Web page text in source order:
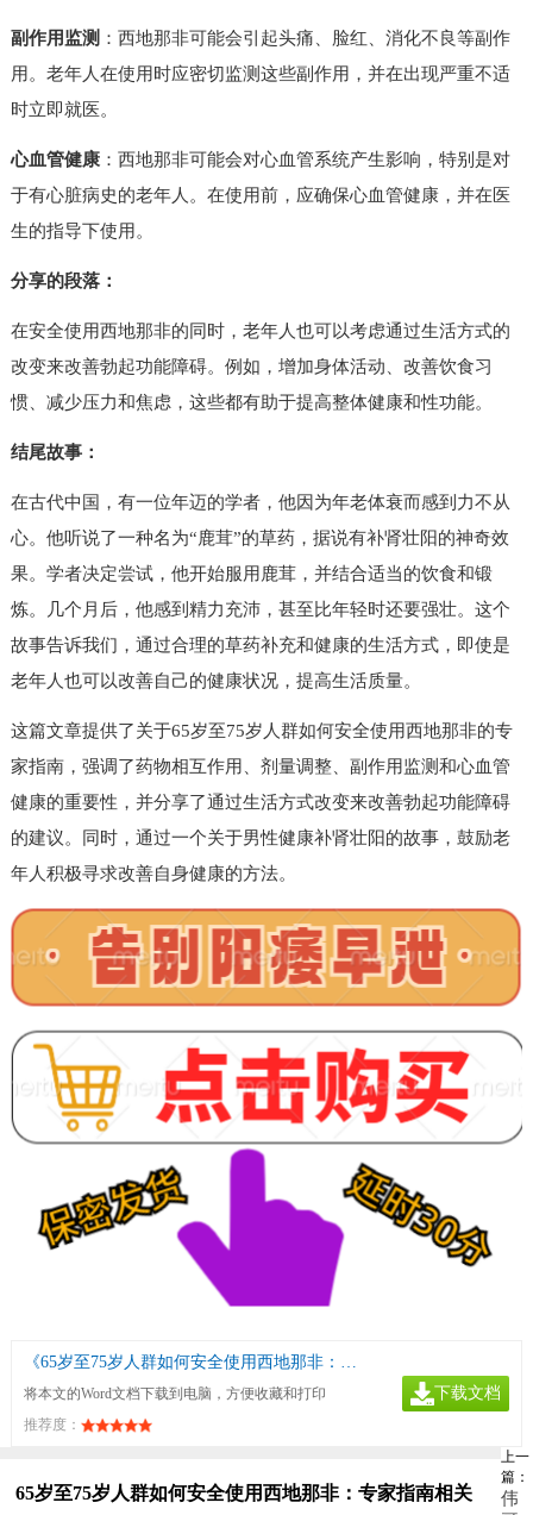
副作用监测 ：西地那非可能会引起头痛、脸红、消化不良等副作
用。老年人在使用时应密切监测这些副作用，并在出现严重不适
时立即就医。
心血管健康：西地那非可能会对心血管系统产生影响，特别是对
于有心脏病史的老年人。在使用前，应确保心血管健康，并在医
生的指导下使用。
分享的段落：
在安全使用西地那非的同时，老年人也可以考虑通过生活方式的
改变来改善勃起功能障碍。例如，增加身体活动、改善饮食习
惯、减少压力和焦虑，这些都有助于提高整体健康和性功能。
结尾故事：
在古代中国，有一位年迈的学者，他因为年老体衰而感到力不从
心。他听说了一种名为“鹿茸”的草药，据说有补肾壮阳的神奇效
果。学者决定尝试，他开始服用鹿茸，并结合适当的饮食和锻
炼。几个月后，他感到精力充沛，甚至比年轻时还要强壮。这个
故事告诉我们，通过合理的草药补充和健康的生活方式，即使是
老年人也可以改善自己的健康状况，提高生活质量。
这篇文章提供了关于65岁至75岁人群如何安全使用西地那非的专
家指南，强调了药物相互作用、剂量调整、副作用监测和心血管
健康的重要性，并分享了通过生活方式改变来改善勃起功能障碍
的建议。同时，通过一个关于男性健康补肾壮阳的故事，鼓励老
年人积极寻求改善自身健康的方法。
《65岁至75岁人群如何安全使用西地那非：专家指南》
将本文的Word文档下载到电脑，方便收藏和打印
推荐度：
下载文档
65岁至75岁人群如何安全使用西地那非：专家指南相关
上一
篇：
伟